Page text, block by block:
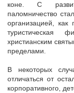
коне. С
паломничество
организацией, как
туристическая
христианским
пределами.
В некоторых
отличаться от
корпоративного,